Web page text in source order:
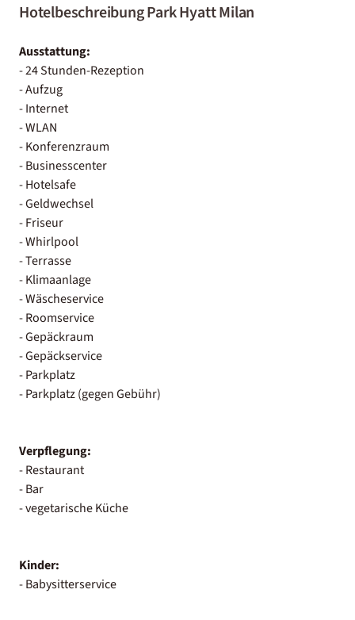
Hotelbeschreibung Park Hyatt Milan
Ausstattung:
- 24 Stunden-Rezeption
- Aufzug
- Internet
- WLAN
- Konferenzraum
- Businesscenter
- Hotelsafe
- Geldwechsel
- Friseur
- Whirlpool
- Terrasse
- Klimaanlage
- Wäscheservice
- Roomservice
- Gepäckraum
- Gepäckservice
- Parkplatz
- Parkplatz (gegen Gebühr)
Verpflegung:
- Restaurant
- Bar
- vegetarische Küche
Kinder:
- Babysitterservice